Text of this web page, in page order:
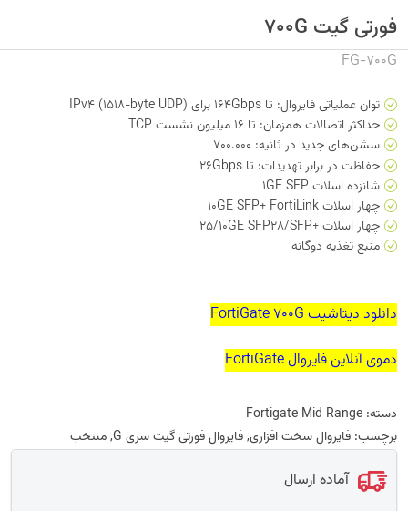
فورتی گیت 700G
FG-700G
توان عملیاتی فایروال: تا 164Gbps برای IPv4 (1518-byte UDP)
حداکثر اتصالات همزمان: تا 16 میلیون نشست TCP
سشن‌های جدید در ثانیه: 700.000
حفاظت در برابر تهدیدات: تا 26Gbps
شانزده اسلات 1GE SFP
چهار اسلات 10GE SFP+ FortiLink
چهار اسلات +25/10GE SFP28/SFP
منبع تغذیه دوگانه
دانلود دیتاشیت FortiGate 700G
دموی آنلاین فایروال FortiGate
دسته: Fortigate Mid Range
برچسب: فایروال سخت افزاری,فایروال فورتی گیت سری G ,منتخب
آماده ارسال